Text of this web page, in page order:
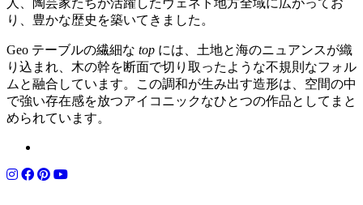
人、陶芸家たちが活躍したヴェネト地方全域に広がってお
り、豊かな歴史を築いてきました。
Geo テーブルの繊細な top には、土地と海のニュアンスが織
り込まれ、木の幹を断面で切り取ったような不規則なフォル
ムと融合しています。この調和が生み出す造形は、空間の中
で強い存在感を放つアイコニックなひとつの作品としてまと
められています。